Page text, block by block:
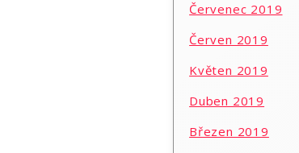
Červenec 2019
Červen 2019
Květen 2019
Duben 2019
Březen 2019